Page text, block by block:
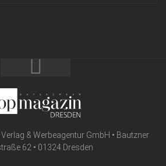
& Werbeagentur GmbH • Bautzner
62 • 01324 Dresden